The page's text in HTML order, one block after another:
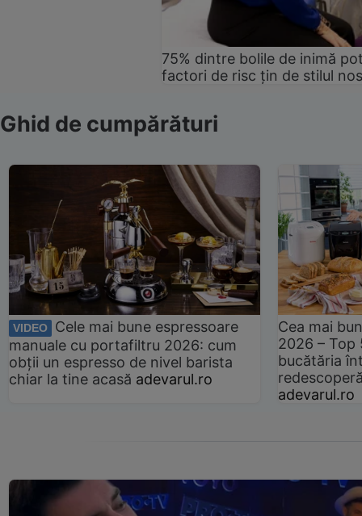
75% dintre bolile de inimă
factori de risc țin de stilul
Ghid de cumpărături
VIDEO
Cele mai bune espressoare
manuale cu portafiltru 2026: cum
obții un espresso de nivel barista
chiar la tine acasă adevarul.ro
Cea mai
2026 –
bucătăria
adevarul.ro